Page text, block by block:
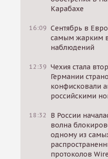
Карабахе
16:09 Сентябрь в
самым жарким
наблюдений
12:39 Чехия стала
Германии
конфисковали
российскими
18:32
В России
волна
одному из
протоколов